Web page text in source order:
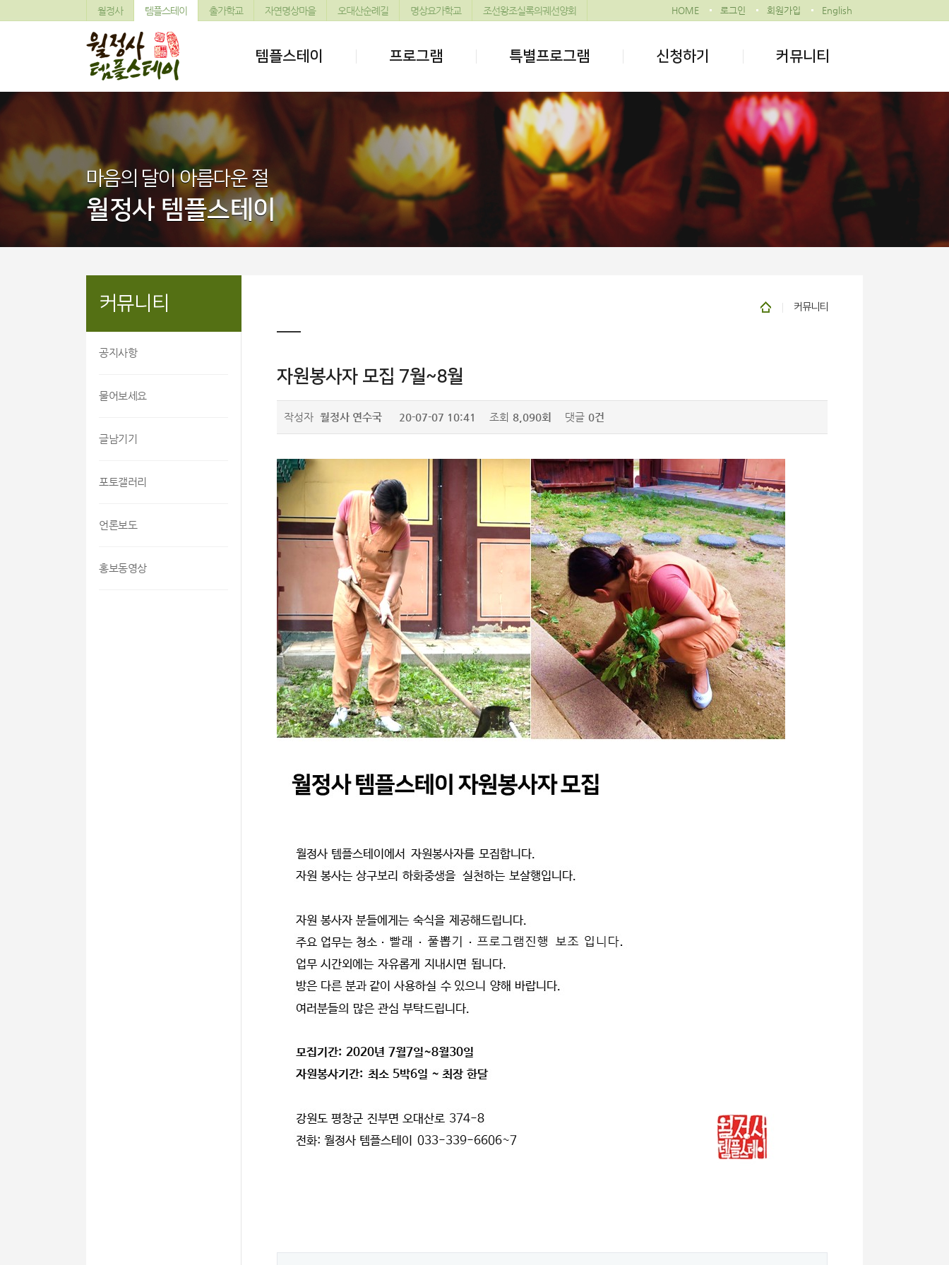
월정사 템플스테이 출가학교 자연명상마을 오대산순례길 명상요가학교 조선왕조실록의궤선양회 HOME 로그인 회원가입 English
템플스테이 프로그램 특별프로그램 신청하기 커뮤니티
마음의 달이 아름다운 절
월정사 템플스테이
커뮤니티
공지사항
물어보세요
글남기기
포토갤러리
언론보도
홍보동영상
커뮤니티
자원봉사자 모집 7월~8월
작성자 월정사 연수국 20-07-07 10:41 조회 8,090회 댓글 0건